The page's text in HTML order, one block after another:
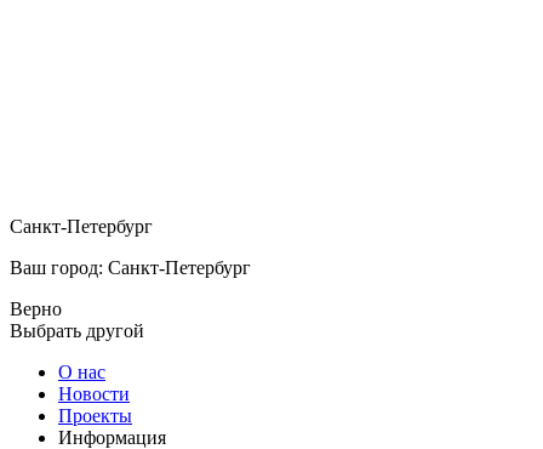
Санкт-Петербург
Ваш город: Санкт-Петербург
Верно
Выбрать другой
О нас
Новости
Проекты
Информация